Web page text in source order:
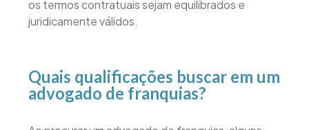
os termos contratuais sejam equilibrados e
juridicamente válidos.
Quais qualificações buscar em um
advogado de franquias?